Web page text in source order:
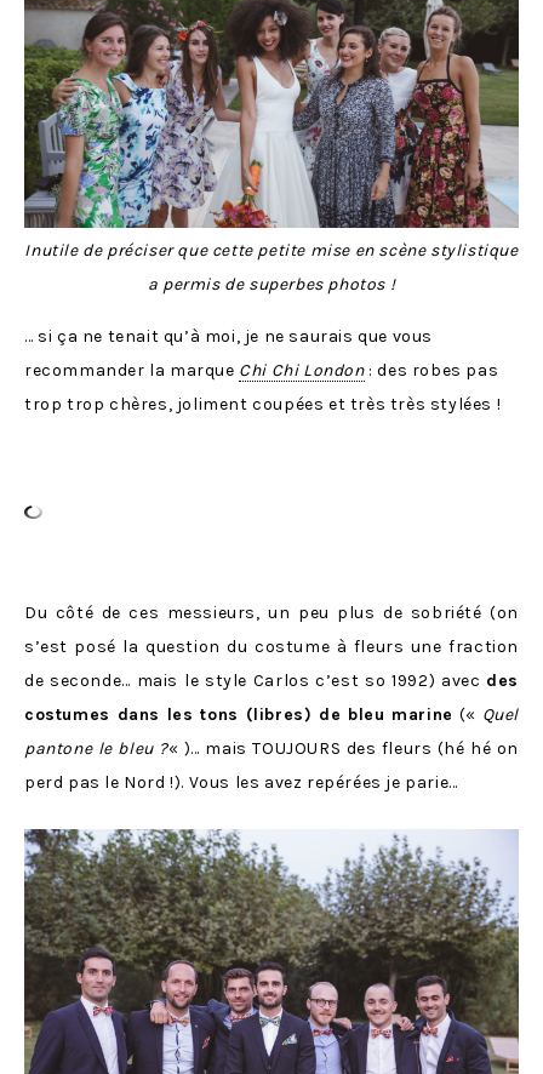
Inutile de préciser que cette petite mise en scène stylistique
a permis de superbes photos !
… si ça ne tenait qu’à moi, je ne saurais que vous
recommander la marque Chi Chi London: des robes pas
trop trop chères, joliment coupées et très très stylées !
Du côté de ces messieurs, un peu plus de sobriété (on
s’est posé la question du costume à fleurs une fraction
de seconde… mais le style Carlos c’est so 1992) avec des
costumes dans les tons (libres) de bleu marine (« Quel
pantone le bleu ?« )… mais TOUJOURS des fleurs (hé hé on
perd pas le Nord !). Vous les avez repérées je parie…